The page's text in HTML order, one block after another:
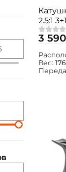
2.5:1
3
Вес: